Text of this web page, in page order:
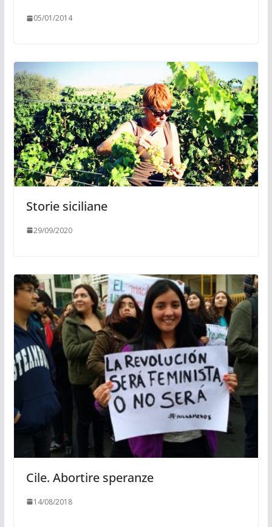
05/01/2014
Storie siciliane
29/09/2020
Cile. Abortire speranze
14/08/2018